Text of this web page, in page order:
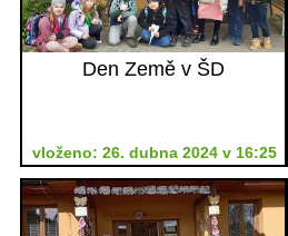
Den Země v ŠD
vloženo: 26. dubna 2024 v 16:25